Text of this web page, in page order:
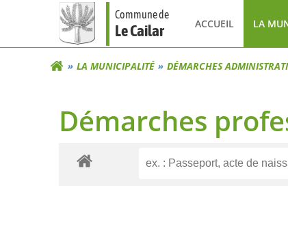
Commune de
Le Cailar ACCUEIL LA
LA MUNICIPALITÉ DÉMARCHES
Démarches